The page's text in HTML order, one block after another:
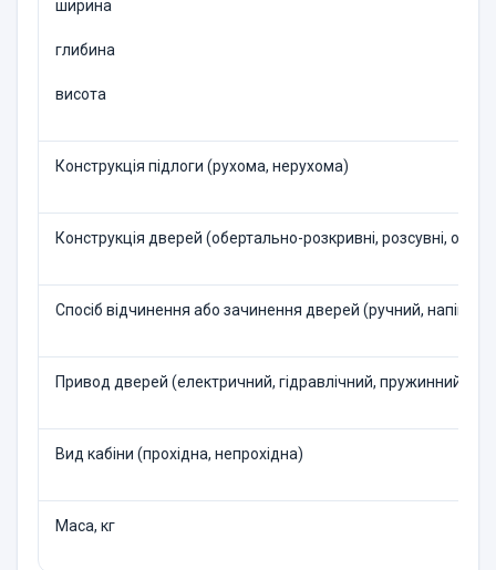
ширина
глибина
висота
Конструкція підлоги (рухома, нерухома)
Конструкція дверей (обертально-розкривні, розсувні,
Спосіб відчинення або зачинення дверей (ручний,
Привод дверей (електричний, гідравлічний, пружинний і
Вид кабіни (прохідна, непрохідна)
Маса, кг